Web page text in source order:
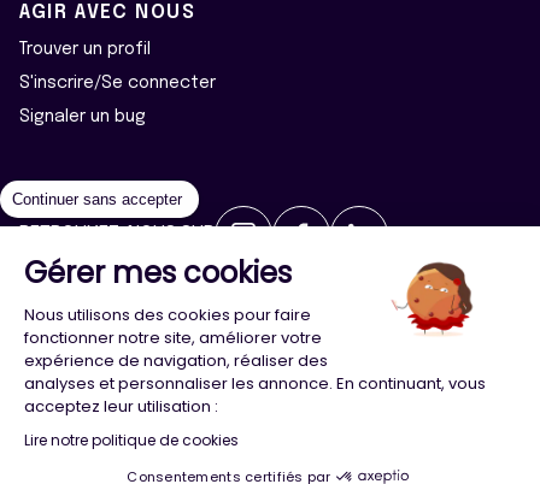
AGIR AVEC NOUS
Trouver un profil
S'inscrire/Se connecter
Signaler un bug
2026 ©Majeur·e·s - Tous droits réservés
Politique de confidentialité
Cookies
Conception Agence Adeliom
Continuer sans accepter
Gérer mes cookies
Nous utilisons des cookies pour faire
fonctionner notre site, améliorer votre
expérience de navigation, réaliser des
analyses et personnaliser les annonce. En continuant, vous
acceptez leur utilisation :
Lire notre politique de cookies
Consentements certifiés par